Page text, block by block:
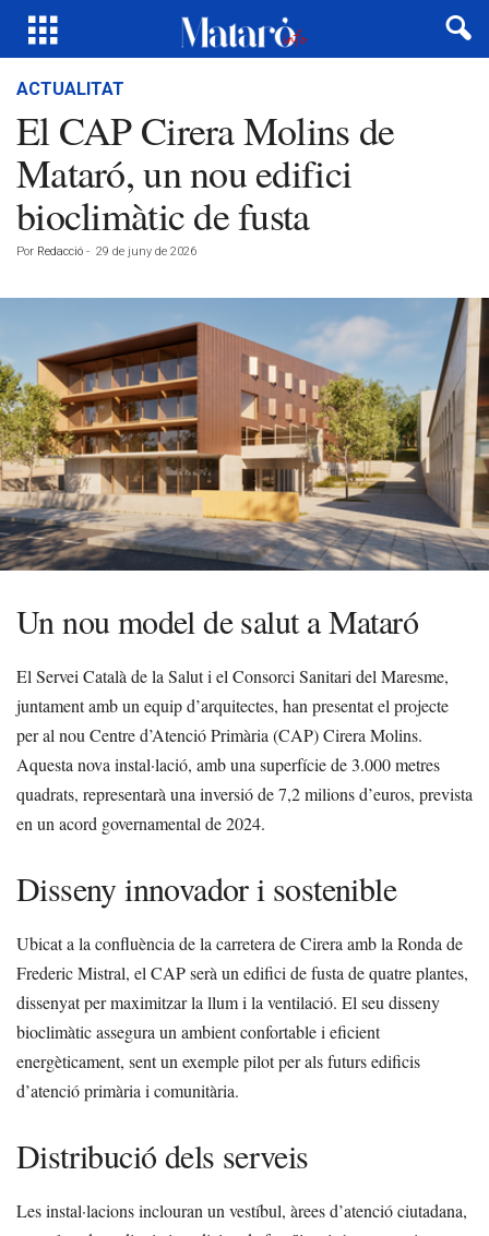
ACTUALITAT
El CAP Cirera Molins de
Mataró, un nou edifici
bioclimàtic de fusta
Por Redacció - 29 de juny de 2026
Un nou model de salut a Mataró
El Servei Català de la Salut i el Consorci Sanitari del Maresme,
juntament amb un equip d’arquitectes, han presentat el projecte
per al nou Centre d’Atenció Primària (CAP) Cirera Molins.
Aquesta nova instal·lació, amb una superfície de 3.000 metres
quadrats, representarà una inversió de 7,2 milions d’euros, prevista
en un acord governamental de 2024.
Disseny innovador i sostenible
Ubicat a la confluència de la carretera de Cirera amb la Ronda de
Frederic Mistral, el CAP serà un edifici de fusta de quatre plantes,
dissenyat per maximitzar la llum i la ventilació. El seu disseny
bioclimàtic assegura un ambient confortable i eficient
energèticament, sent un exemple pilot per als futurs edificis
d’atenció primària i comunitària.
Distribució dels serveis
Les instal·lacions inclouran un vestíbul, àrees d’atenció ciutadana,